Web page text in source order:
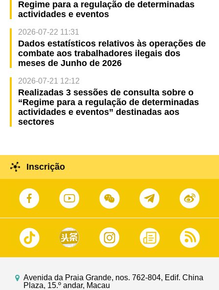
Regime para a regulação de determinadas
actividades e eventos
2026-07-22 11:31
Dados estatísticos relativos às operações de
combate aos trabalhadores ilegais dos
meses de Junho de 2026
2026-07-21 12:12
Realizadas 3 sessões de consulta sobre o
“Regime para a regulação de determinadas
actividades e eventos” destinadas aos
sectores
Inscrição
Avenida da Praia Grande, nos. 762-804, Edif. China
Plaza, 15.º andar, Macau